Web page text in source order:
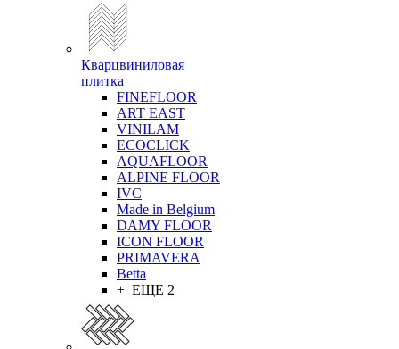
Кварцвиниловая
плитка
FINEFLOOR
ART EAST
VINILAM
ECOCLICK
AQUAFLOOR
ALPINE FLOOR
IVC
Made in Belgium
DAMY FLOOR
ICON FLOOR
PRIMAVERA
Betta
+ ЕЩЕ 2